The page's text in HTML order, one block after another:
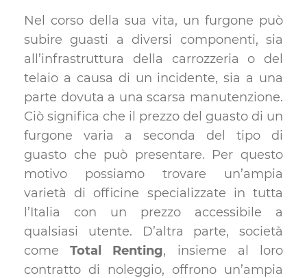
Nel corso della sua vita, un furgone può
subire guasti a diversi componenti, sia
all’infrastruttura della carrozzeria o del
telaio a causa di un incidente, sia a una
parte dovuta a una scarsa manutenzione.
Ciò significa che il prezzo del guasto di un
furgone varia a seconda del tipo di
guasto che può presentare. Per questo
motivo possiamo trovare un’ampia
varietà di officine specializzate in tutta
l’Italia con un prezzo accessibile a
qualsiasi utente. D’altra parte, società
comeTotal Renting, insieme al loro
contratto di noleggio, offrono un’ampia